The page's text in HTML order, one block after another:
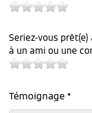
Seriez-vous
à un ami ou une
Témoignage *